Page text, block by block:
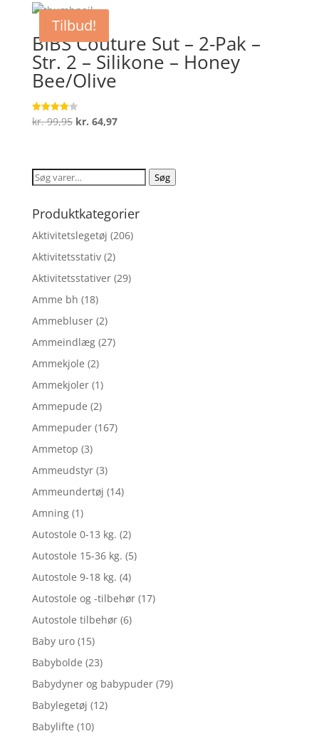
var:
kr. 79,95.
Tilbud!
BIBS Couture Sut – 2-Pak –
Str. 2 – Silikone – Honey
Bee/Olive
Vurderet
4
kr.99,95 Den
var:
kr. 99,95.
kr. 64,97Den
er:
kr. 64,97.
Søg
Søg
Produktkategorier
Aktivitetslegetøj (206)
Aktivitetsstativ (2)
Aktivitetsstativer (29)
Amme bh (18)
Ammebluser (2)
Ammeindlæg (27)
Ammekjole (2)
Ammekjoler (1)
Ammepude (2)
Ammepuder (167)
Ammetop (3)
Ammeudstyr (3)
Ammeundertøj (14)
Amning (1)
Autostole 0-13 kg. (2)
Autostole 15-36 kg. (5)
Autostole 9-18 kg. (4)
Autostole og -tilbehør (17)
Autostole tilbehør (6)
Baby uro (15)
Babybolde (23)
Babydyner og babypuder (79)
Babylegetøj (12)
Babylifte (10)